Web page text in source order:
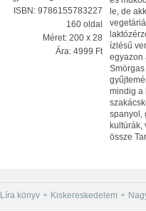
ISBN: 9786155783227
160 oldal
Méret: 200 x 28
Ára: 4999 Ft
le, de
ízlésű
egyazon
mindig a
spanyol,
kultúrák,
össze
Líra könyv Kiskereskedelem